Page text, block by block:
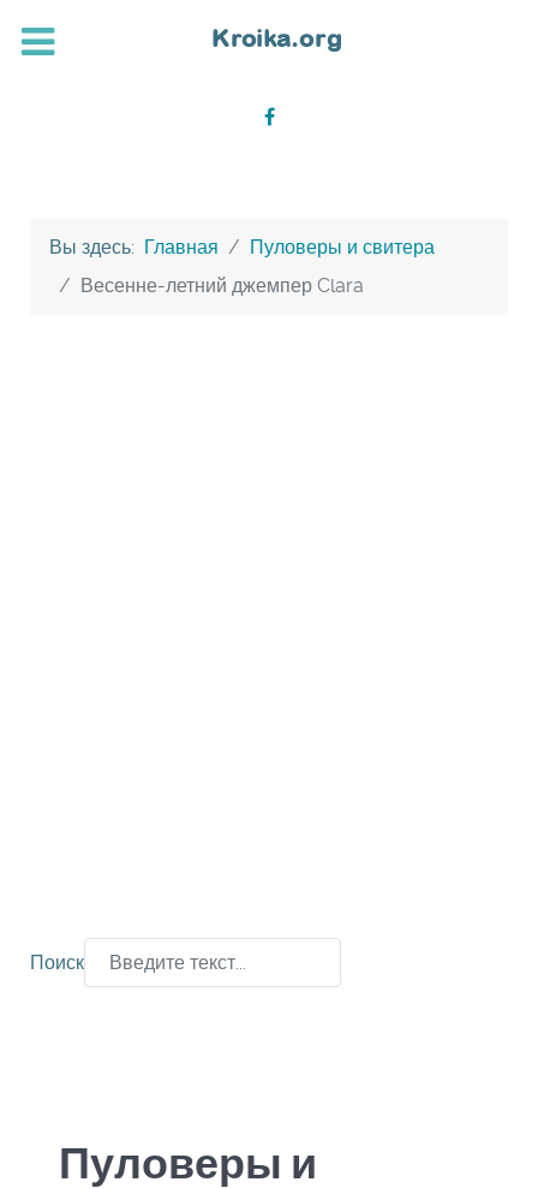
Вы здесь: Главная
Пуловеры и свитера
Весенне-летний джемпер Clara
Поиск
Пуловеры и